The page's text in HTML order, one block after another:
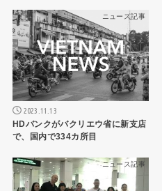
ニュース記事
2023.11.13
HDバンクがバクリエウ省に新支店
で、国内で334カ所目
ニュース記事